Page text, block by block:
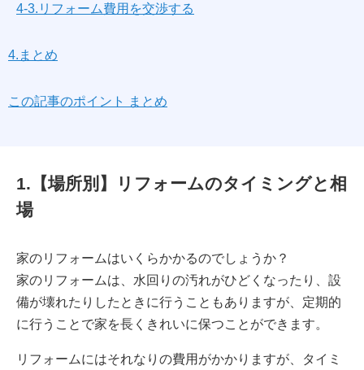
4-3.リフォーム費用を交渉する
4.まとめ
この記事のポイント まとめ
1.【場所別】リフォームのタイミングと相
場
家のリフォームはいくらかかるのでしょうか？
家のリフォームは、水回りの汚れがひどくなったり、設
備が壊れたりしたときに行うこともありますが、定期的
に行うことで家を長くきれいに保つことができます。
リフォームにはそれなりの費用がかかりますが、タイミ